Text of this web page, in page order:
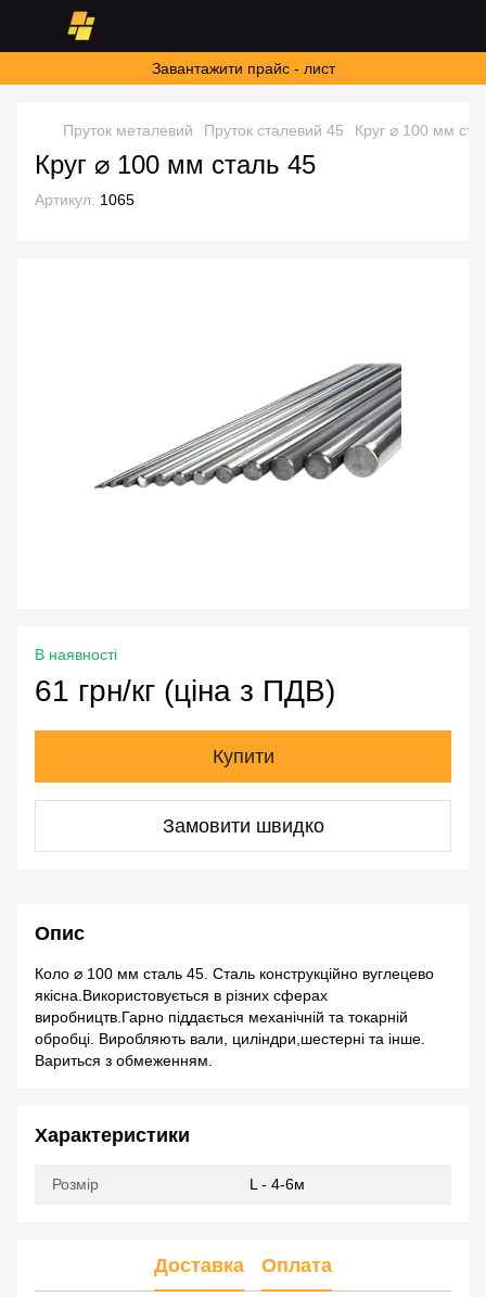
Завантажити прайс - лист
Пруток металевий Пруток сталевий 45 Круг ⌀ 100 мм
Круг ⌀ 100 мм сталь 45
Артикул: 1065
В наявності
61 грн/кг (ціна з ПДВ)
Купити
Замовити швидко
Опис
Коло ⌀ 100 мм сталь 45. Сталь конструкційно вуглецево
якісна.Використовується в різних сферах
виробництв.Гарно піддається механічній та токарній
обробці. Виробляють вали, циліндри,шестерні та інше.
Вариться з обмеженням.
Характеристики
Розмір L - 4-6м
Доставка Оплата